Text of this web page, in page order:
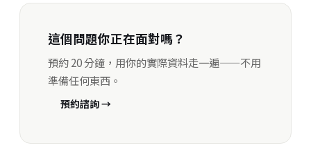
這個問題你正在面對嗎？
預約 20 分鐘，用你的實際資料走一遍——不用
準備任何東西。
預約諮詢 →